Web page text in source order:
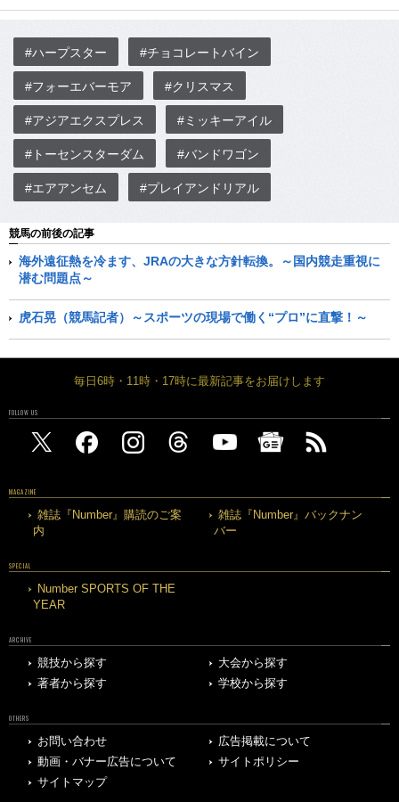
#ハープスター #チョコレートバイン
#フォーエバーモア #クリスマス
#アジアエクスプレス #ミッキーアイル
#トーセンスターダム #バンドワゴン
#エアアンセム #プレイアンドリアル
競馬の前後の記事
海外遠征熱を冷ます、JRAの大きな方針転換。～国内競走重視に
潜む問題点～
虎石晃（競馬記者）～スポーツの現場で働く“プロ”に直撃！～
毎日6時・11時・17時に最新記事をお届けします
FOLLOW US
MAGAZINE
雑誌『Number』購読のご案
内
雑誌『Number』バックナン
バー
SPECIAL
Number SPORTS OF THE
YEAR
ARCHIVE
競技から探す
大会から探す
著者から探す
学校から探す
OTHERS
お問い合わせ
広告掲載について
動画・バナー広告について
サイトポリシー
サイトマップ